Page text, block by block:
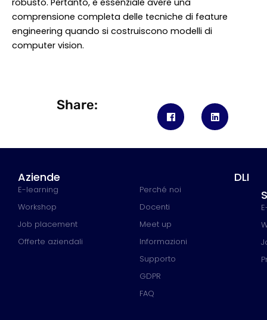
comprensione completa delle tecniche di feature
engineering quando si costruiscono modelli di
computer vision.
Share:
Aziende
E-learning
Workshop
Job placement
Offerte aziendali
DLI
Perché noi
Docenti
Meet up
Informazioni
Supporto
GDPR
FAQ